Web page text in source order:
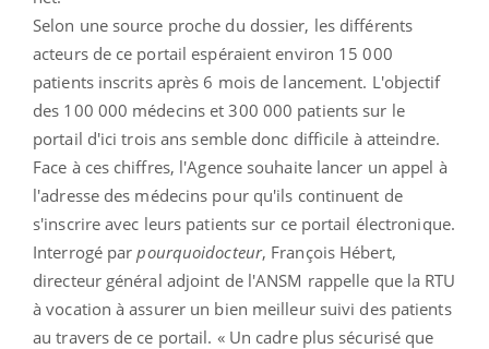
Selon une source proche du dossier, les différents
acteurs de ce portail espéraient environ 15 000
patients inscrits après 6 mois de lancement. L'objectif
des 100 000 médecins et 300 000 patients sur le
portail d'ici trois ans semble donc difficile à atteindre.
Face à ces chiffres, l'Agence souhaite lancer un appel à
l'adresse des médecins pour qu'ils continuent de
s'inscrire avec leurs patients sur ce portail électronique.
Interrogé parpourquoidocteur, François Hébert,
directeur général adjoint de l'ANSM rappelle que la RTU
à vocation à assurer un bien meilleur suivi des patients
au travers de ce portail. « Un cadre plus sécurisé que